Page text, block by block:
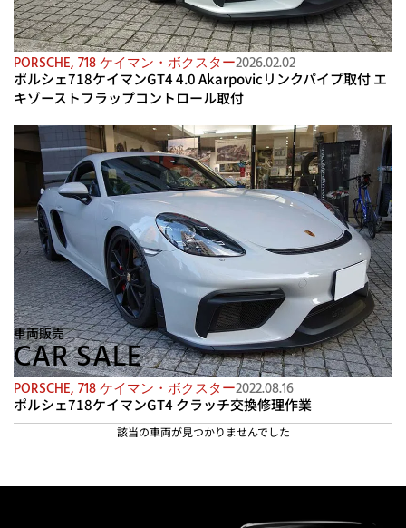
PORSCHE, 718 ケイマン・ボクスター2026.02.02
ポルシェ718ケイマンGT4 4.0 Akarpovicリンクパイプ取付 エ
キゾーストフラップコントロール取付
PORSCHE, 718 ケイマン・ボクスター2022.08.16
ポルシェ718ケイマンGT4 クラッチ交換修理作業
車両販売
CAR SALE
該当の車両が見つかりませんでした